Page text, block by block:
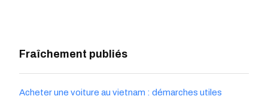
Fraîchement publiés
Acheter une voiture au vietnam : démarches utiles